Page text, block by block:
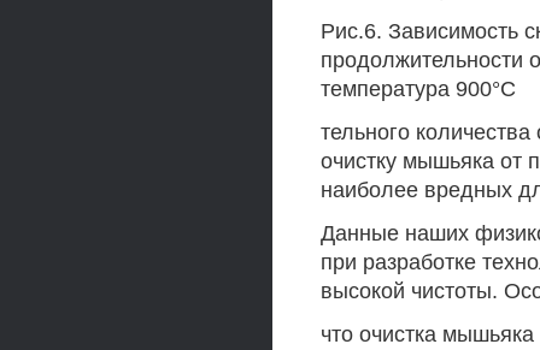
Рис.6. Зависимость
продолжительности
температура 900°С
тельного
очистку мышьяка от
наиболее вредных
Данные наших
при разработке
высокой чистоты.
что очистка